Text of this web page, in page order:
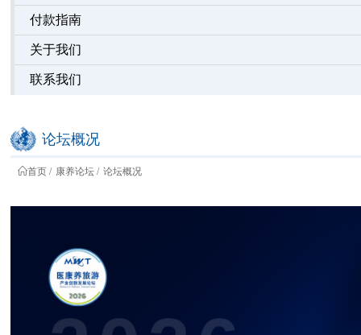
付款指南
关于我们
联系我们
论坛概况
首页 康养论坛 论坛概况